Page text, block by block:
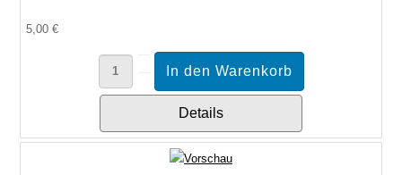
5,00 €
Details